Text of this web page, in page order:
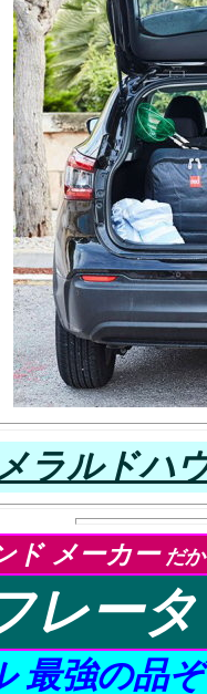
ラルドハ
ド メーカーだか
レー
最強の品